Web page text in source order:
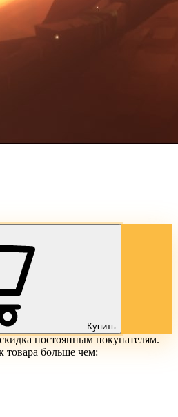
Купить
постоянным покупателям.
товара больше чем: